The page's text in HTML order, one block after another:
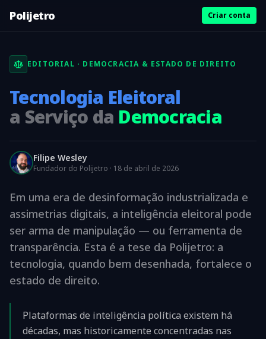
Polijetro Criar conta
EDITORIAL · DEMOCRACIA & ESTADO DE DIREITO
Tecnologia Eleitoral
a Serviço da Democracia
Filipe Wesley
Fundador do Polijetro · 18 de abril de 2026
Em uma era de desinformação industrializada e
assimetrias digitais, a inteligência eleitoral pode
ser arma de manipulação — ou ferramenta de
transparência. Esta é a tese da Polijetro: a
tecnologia, quando bem desenhada, fortalece o
estado de direito.
Plataformas de inteligência política existem há
décadas, mas historicamente concentradas nas